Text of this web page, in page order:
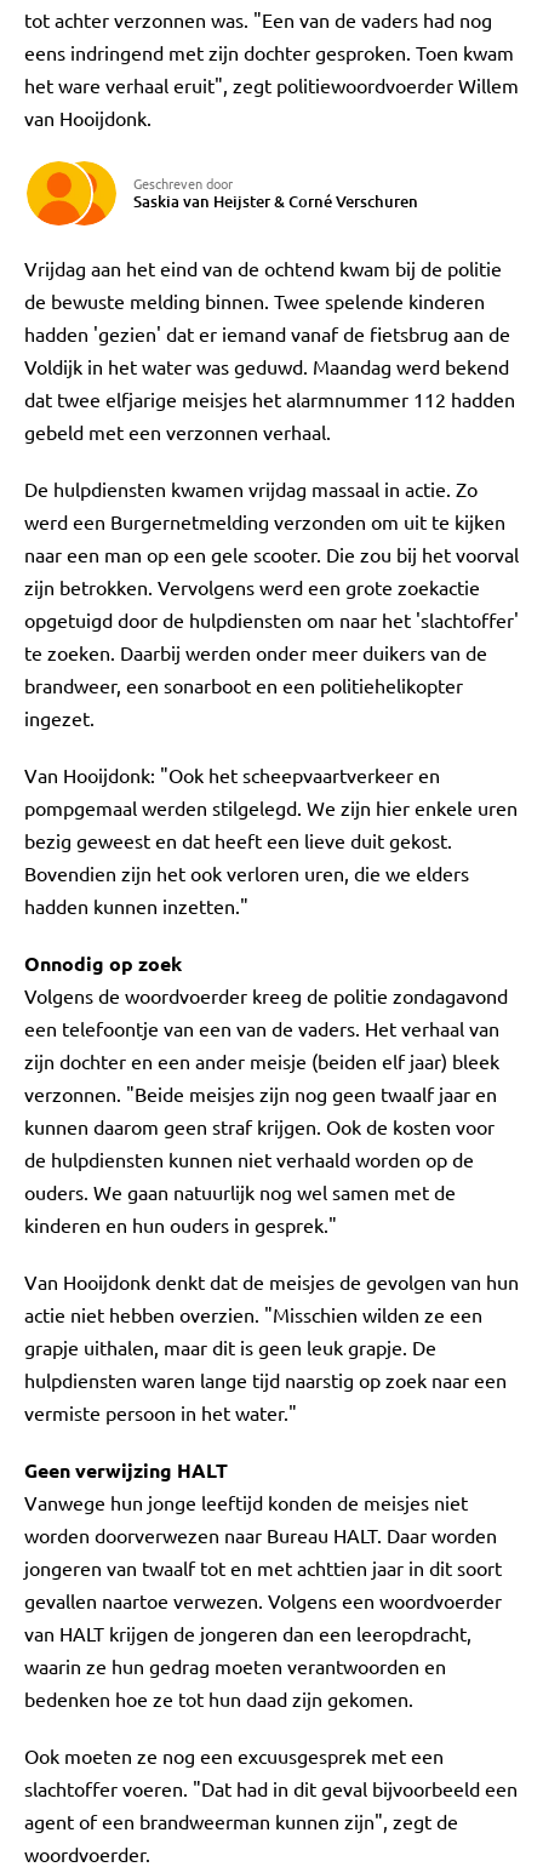
tot achter verzonnen was. "Een van de vaders had nog
eens indringend met zijn dochter gesproken. Toen kwam
het ware verhaal eruit", zegt politiewoordvoerder Willem
van Hooijdonk.
Geschreven door
Saskia van Heijster&Corné Verschuren
Vrijdag aan het eind van de ochtend kwam bij de politie
de bewuste melding binnen. Twee spelende kinderen
hadden 'gezien' dat er iemand vanaf de fietsbrug aan de
Voldijk in het water was geduwd. Maandag werd bekend
dat twee elfjarige meisjes het alarmnummer 112 hadden
gebeld met een verzonnen verhaal.
De hulpdiensten kwamen vrijdag massaal in actie. Zo
werd een Burgernetmelding verzonden om uit te kijken
naar een man op een gele scooter. Die zou bij het voorval
zijn betrokken. Vervolgens werd een grote zoekactie
opgetuigd door de hulpdiensten om naar het 'slachtoffer'
te zoeken. Daarbij werden onder meer duikers van de
brandweer, een sonarboot en een politiehelikopter
ingezet.
Van Hooijdonk: "Ook het scheepvaartverkeer en
pompgemaal werden stilgelegd. We zijn hier enkele uren
bezig geweest en dat heeft een lieve duit gekost.
Bovendien zijn het ook verloren uren, die we elders
hadden kunnen inzetten."
Onnodig op zoek
Volgens de woordvoerder kreeg de politie zondagavond
een telefoontje van een van de vaders. Het verhaal van
zijn dochter en een ander meisje (beiden elf jaar) bleek
verzonnen. "Beide meisjes zijn nog geen twaalf jaar en
kunnen daarom geen straf krijgen. Ook de kosten voor
de hulpdiensten kunnen niet verhaald worden op de
ouders. We gaan natuurlijk nog wel samen met de
kinderen en hun ouders in gesprek."
Van Hooijdonk denkt dat de meisjes de gevolgen van hun
actie niet hebben overzien. "Misschien wilden ze een
grapje uithalen, maar dit is geen leuk grapje. De
hulpdiensten waren lange tijd naarstig op zoek naar een
vermiste persoon in het water."
Geen verwijzing HALT
Vanwege hun jonge leeftijd konden de meisjes niet
worden doorverwezen naar Bureau HALT. Daar worden
jongeren van twaalf tot en met achttien jaar in dit soort
gevallen naartoe verwezen. Volgens een woordvoerder
van HALT krijgen de jongeren dan een leeropdracht,
waarin ze hun gedrag moeten verantwoorden en
bedenken hoe ze tot hun daad zijn gekomen.
Ook moeten ze nog een excuusgesprek met een
slachtoffer voeren. "Dat had in dit geval bijvoorbeeld een
agent of een brandweerman kunnen zijn", zegt de
woordvoerder.